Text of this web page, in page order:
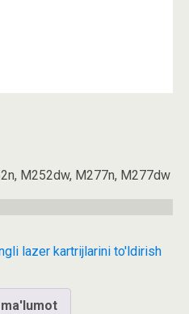
M252dw, M277n, M277dw
lazer kartrijlarini to'ldirish